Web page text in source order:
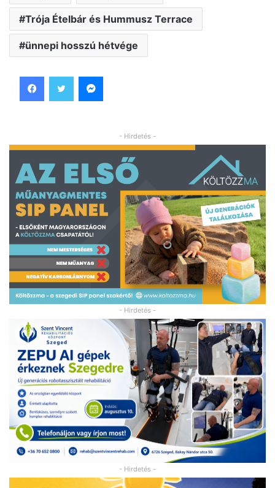
Trója Ételbár és Hummusz Terrace
ünnepi hosszú hétvége
- Hirdetés -
- Hirdetés -
- Hirdetés -